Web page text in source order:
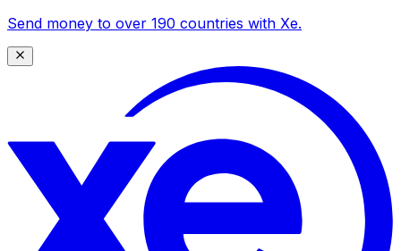
Send money to over 190 countries with Xe.